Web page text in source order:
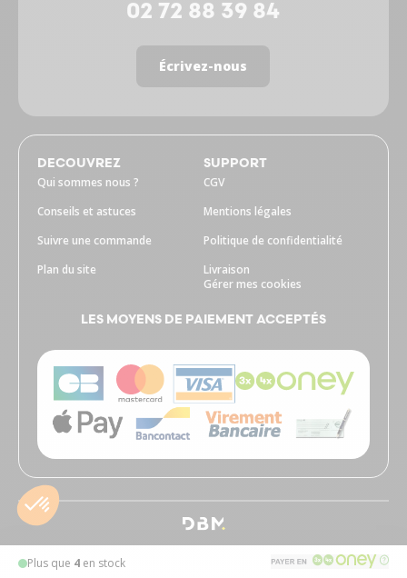
Plus que 4 en stock
02 72 88 39 84
Écrivez-nous
DECOUVREZ
Qui sommes nous ?
Conseils et astuces
Suivre une commande
Plan du site
SUPPORT
CGV
Mentions légales
Politique de confidentialité
Livraison
Gérer mes cookies
LES MOYENS DE PAIEMENT ACCEPTÉS